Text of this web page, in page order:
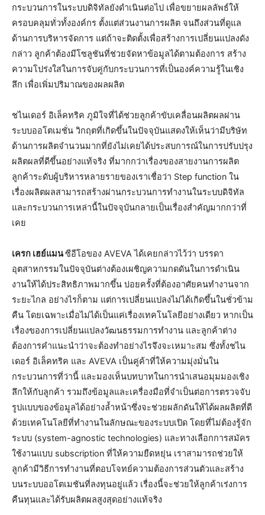
กระบวนการในระบบดิจิทัลยังดำเนินต่อไป เพื่อขยายผลลัพธ์ให้
ครอบคลุมทั่วทั้งองค์กร ตั้งแต่ส่วนงานการผลิต จนถึงส่วนที่ดูแล
ด้านการบริหารจัดการ แต่ถ้าจะติดตั้งเพื่อสร้างการเปลี่ยนแปลงดัง
กล่าว ลูกค้าต้องมีโซลูชันที่ช่วยจัดหาข้อมูลได้ตามต้องการ สร้าง
ความโปร่งใสในการจับคู่กับกระบวนการที่เป็นองค์ความรู้ในเชิง
ลึก เพื่อเพิ่มปริมาณของผลผลิต
ชไนเดอร์ อิเล็คทริค ภูมิใจที่ได้ช่วยลูกค้าขับเคลื่อนผลิตผลผ่าน
ระบบออโตเมชั่น วิกฤตที่เกิดขึ้นในปัจจุบันแสดงให้เห็นว่ามีบริษัท
ด้านการผลิตจำนวนมากที่ยังไม่เคยได้ประสบการณ์ในการปรับปรุง
ผลิตผลที่ดีขึ้นอย่างแท้จริง ที่มากกว่าเรื่องของสายงานการผลิต
ลูกค้าระดับผู้บริหารหลายรายของเราเชื่อว่า Step function ใน
เรื่องผลิตผลสามารถสร้างผ่านกระบวนการทำงานในระบบดิจิทัล
และกระบวนการเหล่านี้ในปัจจุบันกลายเป็นเรื่องสำคัญมากกว่าที่
เคย
เครก เฮย์แมนซีอีโอของ AVEVA ได้เคยกล่าวไว้ว่า บรรดา
อุตสาหกรรมในปัจจุบันต่างต้องเผชิญความกดดันในการดำเนิน
งานให้ได้ประสิทธิภาพมากขึ้น บ่อยครั้งที่ต้องอาศัยคนทำงานจาก
ระยะไกล อย่างไรก็ตาม แต่การเปลี่ยนแปลงไม่ได้เกิดขึ้นในชั่วข้าม
คืน โดยเฉพาะเมื่อไม่ได้เป็นแค่เรื่องเทคโนโลยีอย่างเดียว หากเป็น
เรื่องของการเปลี่ยนแปลงวัฒนธรรมการทำงาน และลูกค้าต่าง
ต้องการคำแนะนำว่าจะต้องทำอย่างไรจึงจะเหมาะสม ซึ่งทั้งชไน
เดอร์ อิเล็คทริค และ AVEVA เป็นคู่ค้าที่ให้ความมุ่งมั่นใน
กระบวนการที่ว่านี้ และมองเห็นบทบาทในการนำเสนอมุมมองเชิง
ลึกให้กับลูกค้า รวมถึงข้อมูลและเครื่องมือที่จำเป็นต่อการตรวจจับ
รูปแบบของข้อมูลได้อย่างล้ำหน้าซึ่งจะช่วยผลักดันให้ได้ผลผลิตที่ดี
ด้วยเทคโนโลยีที่ทำงานในลักษณะของระบบเปิด โดยที่ไม่ต้องรู้จัก
ระบบ (system-agnostic technologies) และทางเลือกการสมัคร
ใช้งานแบบ subscription ที่ให้ความยืดหยุ่น เราสามารถช่วยให้
ลูกค้ามีวิธีการทำงานที่ตอบโจทย์ความต้องการส่วนตัวและสร้าง
บนระบบออโตเมชันที่ลงทุนอยู่แล้ว เรื่องนี้จะช่วยให้ลูกค้าเร่งการ
คืนทุนและได้รับผลิตผลสูงสุดอย่างแท้จริง